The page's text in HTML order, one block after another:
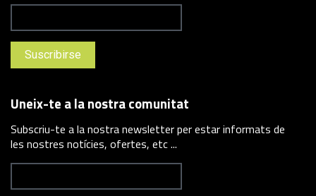
Uneix-te a la nostra comunitat
Subscriu-te a la nostra newsletter per estar informats de
les nostres notícies, ofertes, etc ...